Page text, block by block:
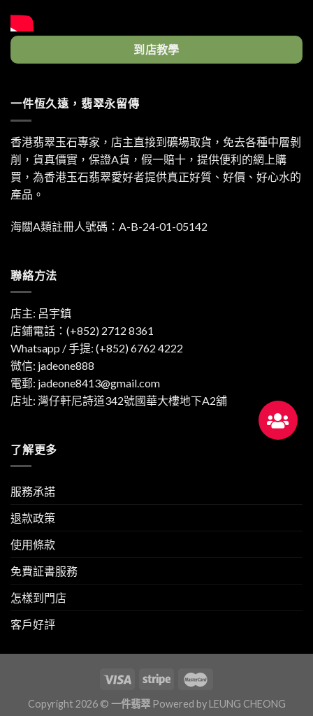
到店教學
一件恆久遠，翡翠永留傳
香港翡翠玉石專家，店主直接到礦場取貨，免去各種中層剝
削，貨真價實，保證A貨，假一賠十，提供便利的網上購
買，為香港玉石翡翠愛好者提供真正好質、好價、好心水的
產品。
海關A類註冊人號碼：A-B-24-01-05142
聯絡方法
店主: 呂宇鎮
店鋪電話：(+852) 2712 8361
Whatsapp / 手提: (+852) 6762 4222
微信: jadeone888
電郵: jadeone8413@gmail.com
店址: 灣仔軒尼詩道342號國華大樓地下A2舖
了解更多
服務承諾
退款政策
使用條款
免費証書服務
怎樣到門店
客戶好評
Copyright 2026 © 一件翡翠Powered by LEUNG CHEONG